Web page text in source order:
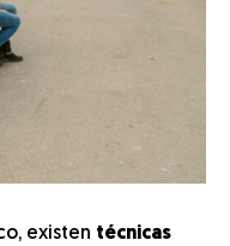
existen técnicas